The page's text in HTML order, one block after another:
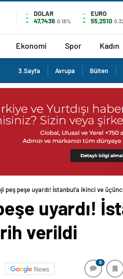
DOLAR
47,7436 0.18%
EURO
55,2510
Ekonomi Spor Kadın
3.Sayfa Avrupa Bülten
peş peşe uyardı! İstanbul’a ikinci ve
uyardı!
verildi
News
0